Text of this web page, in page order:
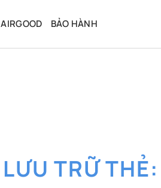
AIRGOOD BẢO HÀNH
LƯU TRỮ THẺ: